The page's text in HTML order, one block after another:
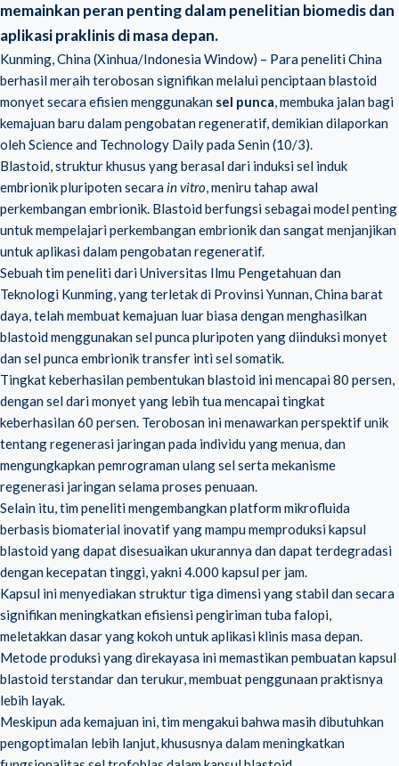
memainkan peran penting dalam penelitian biomedis dan
aplikasi praklinis di masa depan.
Kunming, China (Xinhua/Indonesia Window) – Para peneliti China
berhasil meraih terobosan signifikan melalui penciptaan blastoid
monyet secara efisien menggunakan sel punca, membuka jalan bagi
kemajuan baru dalam pengobatan regeneratif, demikian dilaporkan
oleh Science and Technology Daily pada Senin (10/3).
Blastoid, struktur khusus yang berasal dari induksi sel induk
embrionik pluripoten secarain vitro, meniru tahap awal
perkembangan embrionik. Blastoid berfungsi sebagai model penting
untuk mempelajari perkembangan embrionik dan sangat menjanjikan
untuk aplikasi dalam pengobatan regeneratif.
Sebuah tim peneliti dari Universitas Ilmu Pengetahuan dan
Teknologi Kunming, yang terletak di Provinsi Yunnan, China barat
daya, telah membuat kemajuan luar biasa dengan menghasilkan
blastoid menggunakan sel punca pluripoten yang diinduksi monyet
dan sel punca embrionik transfer inti sel somatik.
Tingkat keberhasilan pembentukan blastoid ini mencapai 80 persen,
dengan sel dari monyet yang lebih tua mencapai tingkat
keberhasilan 60 persen. Terobosan ini menawarkan perspektif unik
tentang regenerasi jaringan pada individu yang menua, dan
mengungkapkan pemrograman ulang sel serta mekanisme
regenerasi jaringan selama proses penuaan.
Selain itu, tim peneliti mengembangkan platform mikrofluida
berbasis biomaterial inovatif yang mampu memproduksi kapsul
blastoid yang dapat disesuaikan ukurannya dan dapat terdegradasi
dengan kecepatan tinggi, yakni 4.000 kapsul per jam.
Kapsul ini menyediakan struktur tiga dimensi yang stabil dan secara
signifikan meningkatkan efisiensi pengiriman tuba falopi,
meletakkan dasar yang kokoh untuk aplikasi klinis masa depan.
Metode produksi yang direkayasa ini memastikan pembuatan kapsul
blastoid terstandar dan terukur, membuat penggunaan praktisnya
lebih layak.
Meskipun ada kemajuan ini, tim mengakui bahwa masih dibutuhkan
pengoptimalan lebih lanjut, khususnya dalam meningkatkan